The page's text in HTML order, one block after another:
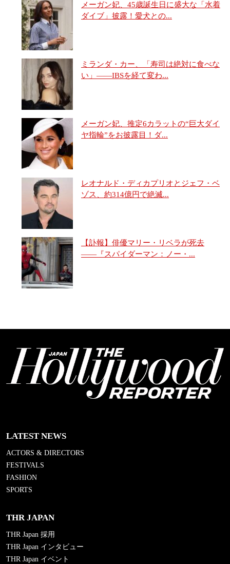
メーガン妃、45歳誕生日に盛大な「水着
ダイブ」披露！愛犬との...
ミランダ・カー、「寿司は絶対に食べな
い」――IBSを経て変わ...
メーガン妃、推定6カラットの“巨大ダイ
ヤ指輪”をお披露目！ダ...
レオナルド・ディカプリオとジェフ・ベ
ゾス、約314億円で絶滅...
【訃報】俳優マリー・リベラが死去
――『スパイダーマン：ノー・...
LATEST NEWS
ACTORS & DIRECTORS
FESTIVALS
FASHION
SPORTS
THR JAPAN
THR Japan 採用
THR Japan インタビュー
THR Japan イベント